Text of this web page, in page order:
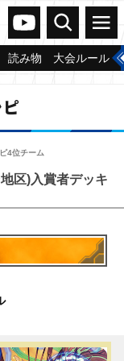
ヴァンガードch
検索 メニュー
読み物 大会ルール
4位チーム
区)入賞者デッキ